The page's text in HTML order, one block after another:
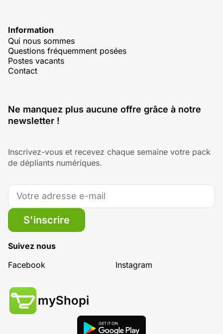
Information
Qui nous sommes
Questions fréquemment posées
Postes vacants
Contact
Ne manquez plus aucune offre grâce à notre
newsletter !
Inscrivez-vous et recevez chaque semaine votre pack
de dépliants numériques.
S'inscrire
Suivez nous
Facebook
Instagram
myShopi